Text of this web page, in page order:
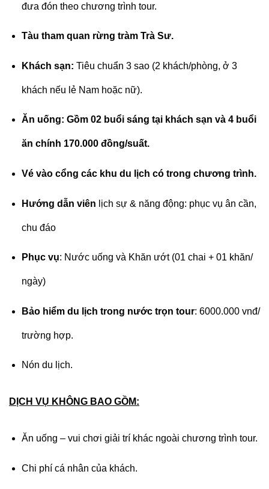
đưa đón theo chương trình tour.
Tàu tham quan rừng tràm Trà Sư.
Khách sạn: Tiêu chuẩn 3 sao (2 khách/phòng, ở 3
khách nếu lẻ Nam hoặc nữ).
Ăn uống: Gồm 02 buổi sáng tại khách sạn và 4 buổi
ăn chính 170.000 đồng/suất.
Vé vào cổng các khu du lịch có trong chương trình.
Hướng dẫn viên lịch sự & năng động: phục vụ ân cần,
chu đáo
Phục vụ: Nước uống và Khăn ướt (01 chai + 01 khăn/
ngày)
Bảo hiểm du lịch trong nước trọn tour: 6000.000 vnđ/
trường hợp.
Nón du lịch.
DỊCH VỤ KHÔNG BAO GỒM:
Ăn uống – vui chơi giải trí khác ngoài chương trình tour.
Chi phí cá nhân của khách.